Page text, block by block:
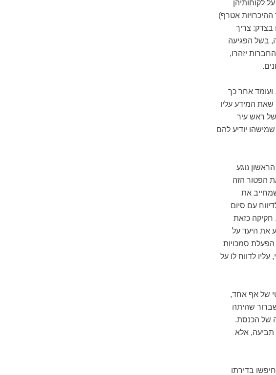
לקוחותיהן
אטרף)
בצדק: צריך
בשל הפגיעה
יזהרו,
אחר כך
שאת המידע עליו
של ראש עיר
יודיע להם
נוגע
הפטור הזה
את
עם סיום
חקיקה כזאת
את היעד על
סמכויות
לדווח לו על
של אף אחד,
שהיתה
של הכנסת.
תביעה, אלא
בדירתו